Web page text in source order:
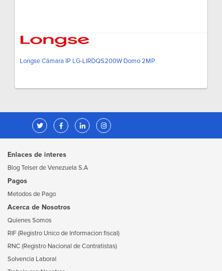
Longse Cámara IP LG-LIRDQS200W Domo 2MP
Enlaces de interes
Blog Telser de Venezuela S.A
Pagos
Metodos de Pago
Acerca de Nosotros
Quienes Somos
RIF (Registro Unico de Informacion fiscal)
RNC (Registro Nacional de Contratistas)
Solvencia Laboral